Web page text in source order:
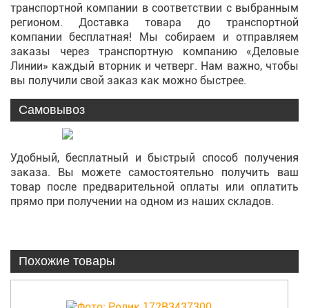
транспортной компании в соответствии с выбранным
регионом. Доставка товара до транспортной
компании бесплатная! Мы собираем и отправляем
заказы через транспортную компанию «Деловые
Линии» каждый вторник и четверг. Нам важно, чтобы
вы получили свой заказ как можно быстрее.
Самовывоз
Удобный, бесплатный и быстрый способ получения
заказа. Вы можете самостоятельно получить ваш
товар после предварительной оплаты или оплатить
прямо при получении на одном из наших складов.
Похожие товары